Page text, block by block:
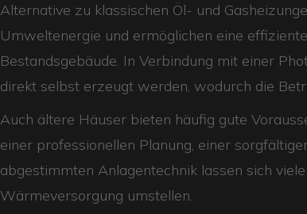
Alternative zu klassischen Öl- und
Umweltenergie und ermöglichen eine
Bestandsgebäude. In Verbindung mit einer
direkt selbst erzeugt werden, wodurch die
Auch ältere Häuser bieten häufig gute
einer professionellen Planung, einer
abgestimmten Anlagentechnik lassen sich
Wärmeversorgung umstellen.